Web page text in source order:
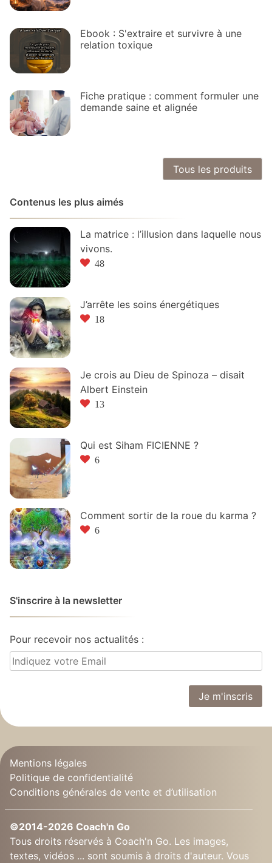
Ebook : S'extraire et survivre à une
relation toxique
Fiche pratique : comment formuler une
demande saine et alignée
Tous les produits
Contenus les plus aimés
La matrice : l’illusion dans laquelle nous
vivons.
48
J’arrête les soins énergétiques
18
Je crois au Dieu de Spinoza – disait
Albert Einstein
13
Qui est Siham FICIENNE ?
6
Comment sortir de la roue du karma ?
6
S'inscrire à la newsletter
Pour recevoir nos actualités :
Mentions légales
Politique de confidentialité
Conditions générales de vente et d’utilisation
©2014-2026 Coach'n Go
Tous droits réservés à Coach'n Go. Les images,
textes, vidéos ... sont soumis à droits d'auteur. Vous